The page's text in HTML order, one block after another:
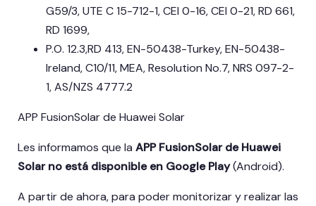
G59/3, UTE C 15-712-1, CEI 0-16, CEI 0-21, RD 661,
RD 1699,
P.O. 12.3,RD 413, EN-50438-Turkey, EN-50438-
Ireland, C10/11, MEA, Resolution No.7, NRS 097-2-
1, AS/NZS 4777.2
APP FusionSolar de Huawei Solar
Les informamos que la APP FusionSolar de Huawei
Solar no está disponible en Google Play(Android).
A partir de ahora, para poder monitorizar y realizar las